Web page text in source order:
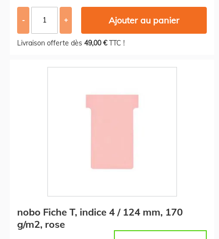
- + Ajouter au panier
Livraison offerte dès 49,00 €TTC !
nobo Fiche T, indice 4 / 124 mm, 170
g/m2, rose